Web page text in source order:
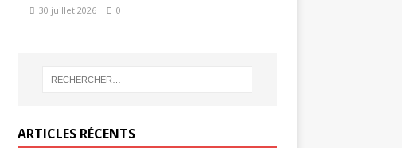
30 juillet 2026 0
ARTICLES RÉCENTS